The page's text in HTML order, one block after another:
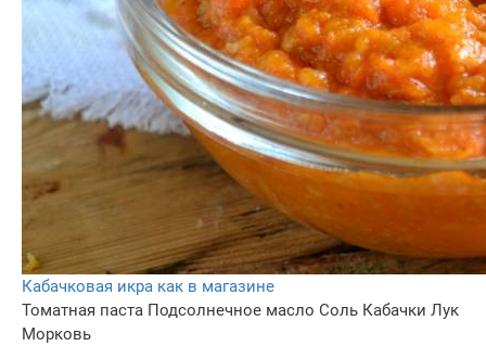
Кабачковая икра как в магазине
Томатная паста Подсолнечное масло Соль Кабачки Лук
Морковь